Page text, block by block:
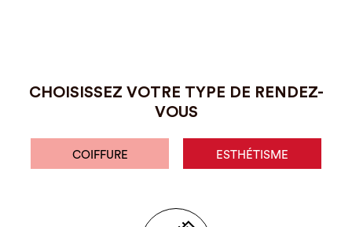
CHOISISSEZ VOTRE TYPE DE RENDEZ-
VOUS
COIFFURE ESTHÉTISME